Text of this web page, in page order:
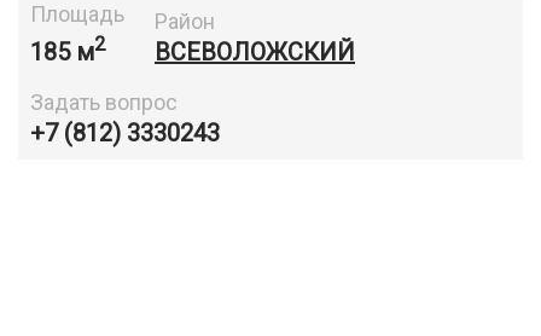
Площадь
185 м2
Район
ВСЕВОЛОЖСКИЙ
Задать вопрос
+7 (812) 3330243